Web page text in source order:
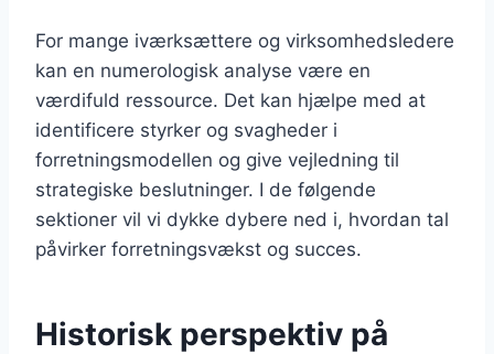
For mange iværksættere og virksomhedsledere
kan en numerologisk analyse være en
værdifuld ressource. Det kan hjælpe med at
identificere styrker og svagheder i
forretningsmodellen og give vejledning til
strategiske beslutninger. I de følgende
sektioner vil vi dykke dybere ned i, hvordan tal
påvirker forretningsvækst og succes.
Historisk perspektiv på